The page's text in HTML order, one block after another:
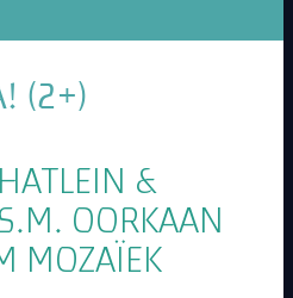
(2+)
&
OORKAAN
MOZAÏEK